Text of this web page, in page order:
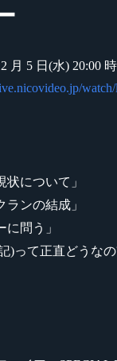
月 5 日(水) 20:00
状について」
ランの結成」
に問う」
)って正直どうなの